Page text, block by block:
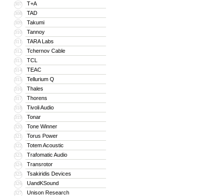
307 T+A
308 TAD
309 Takumi
310 Tannoy
311 TARA Labs
312 Tchernov Cable
313 TCL
314 TEAC
315 Tellurium Q
316 Thales
317 Thorens
318 Tivoli Audio
319 Tonar
320 Tone Winner
321 Torus Power
322 Totem Acoustic
323 Trafomatic Audio
324 Transrotor
325 Tsakiridis Devices
326 UandKSound
327 Unison Research